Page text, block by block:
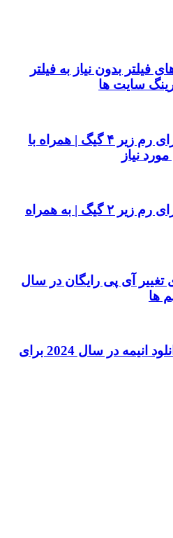
بدون نیاز به فیلتر
سایت ها
۱۰ بازی پیشنهادی برای رم زیر ۴ گیگ | همراه با
نیاز
۱۰ بازی پیشنهادی برای رم زیر ۲ گیگ | به همراه
تغییر آی پی رایگان در سال
بهترین برنامه های دانلود انیمه در سال 2024 برای